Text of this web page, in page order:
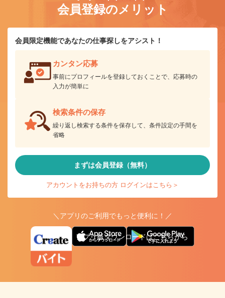
会員登録のメリット
会員限定機能であなたの仕事探しをアシスト！
カンタン応募
事前にプロフィールを登録しておくことで、応募時の
入力が簡単に
検索条件の保存
繰り返し検索する条件を保存して、条件設定の手間を
省略
まずは会員登録（無料）
アカウントをお持ちの方 ログインはこちら＞
＼アプリのご利用でもっと便利に！／
アプリ版ダウンロードはこちらから